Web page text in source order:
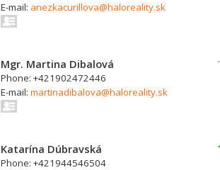
E-mail: anezkacurillova@haloreality.sk
Mgr. Martina Dibalová
Phone: +421902472446
E-mail: martinadibalova@haloreality.sk
Katarína Dúbravská
Phone: +421944546504